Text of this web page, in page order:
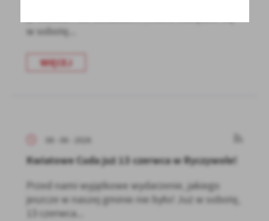
w sobotę...
WIĘCEJ
08 - 06 - 2026
Kwiatowe Cuda już 13 czerwca w Ryczywole!
Przed nami wyjątkowe wydarzenie, jakiego
jeszcze w naszej gminie nie było! Już w sobotę,
13 czerwca...